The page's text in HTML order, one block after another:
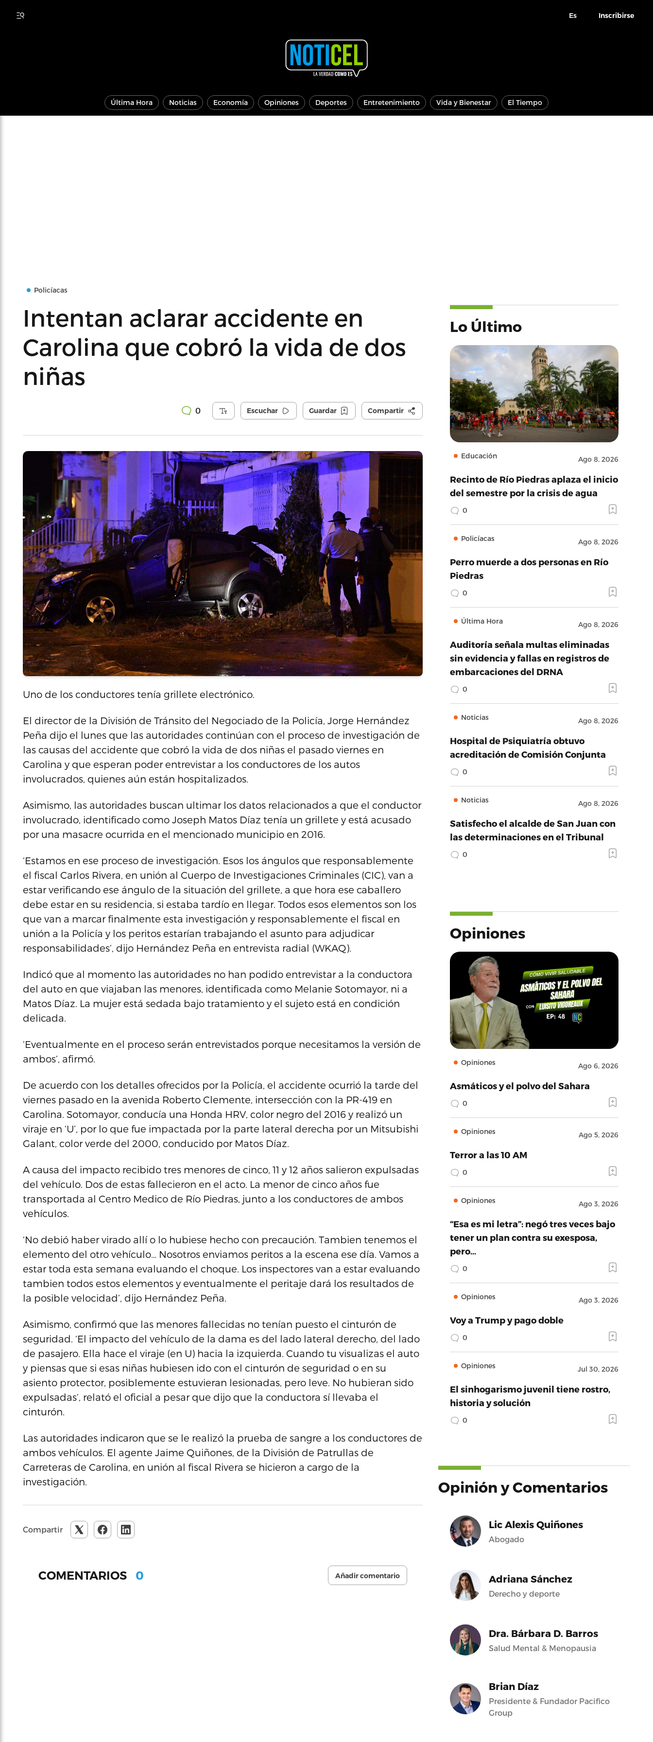
Es Inscribirse
Última Hora Noticias Economía Opiniones Deportes Entretenimiento Vida y Bienestar El Tiempo
Policíacas
Intentan aclarar accidente en
Carolina que cobró la vida de dos
niñas
0 Escuchar Guardar Compartir
Uno de los conductores tenía grillete electrónico.
El director de la División de Tránsito del Negociado de la Policía, Jorge Hernández
Peña dijo el lunes que las autoridades continúan con el proceso de investigación de
las causas del accidente que cobró la vida de dos niñas el pasado viernes en
Carolina y que esperan poder entrevistar a los conductores de los autos
involucrados, quienes aún están hospitalizados.
Asimismo, las autoridades buscan ultimar los datos relacionados a que el conductor
involucrado, identificado como Joseph Matos Díaz tenía un grillete y está acusado
por una masacre ocurrida en el mencionado municipio en 2016.
‘Estamos en ese proceso de investigación. Esos los ángulos que responsablemente
el fiscal Carlos Rivera, en unión al Cuerpo de Investigaciones Criminales (CIC), van a
estar verificando ese ángulo de la situación del grillete, a que hora ese caballero
debe estar en su residencia, si estaba tardío en llegar. Todos esos elementos son los
que van a marcar finalmente esta investigación y responsablemente el fiscal en
unión a la Policía y los peritos estarían trabajando el asunto para adjudicar
responsabilidades’, dijo Hernández Peña en entrevista radial (WKAQ).
Indicó que al momento las autoridades no han podido entrevistar a la conductora
del auto en que viajaban las menores, identificada como Melanie Sotomayor, ni a
Matos Díaz. La mujer está sedada bajo tratamiento y el sujeto está en condición
delicada.
‘Eventualmente en el proceso serán entrevistados porque necesitamos la versión de
ambos’, afirmó.
De acuerdo con los detalles ofrecidos por la Policía, el accidente ocurrió la tarde del
viernes pasado en la avenida Roberto Clemente, intersección con la PR-419 en
Carolina. Sotomayor, conducía una Honda HRV, color negro del 2016 y realizó un
viraje en ‘U’, por lo que fue impactada por la parte lateral derecha por un Mitsubishi
Galant, color verde del 2000, conducido por Matos Díaz.
A causa del impacto recibido tres menores de cinco, 11 y 12 años salieron expulsadas
del vehículo. Dos de estas fallecieron en el acto. La menor de cinco años fue
transportada al Centro Medico de Río Piedras, junto a los conductores de ambos
vehículos.
‘No debió haber virado allí o lo hubiese hecho con precaución. Tambien tenemos el
elemento del otro vehículo… Nosotros enviamos peritos a la escena ese día. Vamos a
estar toda esta semana evaluando el choque. Los inspectores van a estar evaluando
tambien todos estos elementos y eventualmente el peritaje dará los resultados de
la posible velocidad’, dijo Hernández Peña.
Asimismo, confirmó que las menores fallecidas no tenían puesto el cinturón de
seguridad. ‘El impacto del vehículo de la dama es del lado lateral derecho, del lado
de pasajero. Ella hace el viraje (en U) hacia la izquierda. Cuando tu visualizas el auto
y piensas que si esas niñas hubiesen ido con el cinturón de seguridad o en su
asiento protector, posiblemente estuvieran lesionadas, pero leve. No hubieran sido
expulsadas’, relató el oficial a pesar que dijo que la conductora sí llevaba el
cinturón.
Las autoridades indicaron que se le realizó la prueba de sangre a los conductores de
ambos vehículos. El agente Jaime Quiñones, de la División de Patrullas de
Carreteras de Carolina, en unión al fiscal Rivera se hicieron a cargo de la
investigación.
Compartir
COMENTARIOS 0 Añadir comentario
Lo Último
Educación Ago 8, 2026
Recinto de Río Piedras aplaza el inicio
del semestre por la crisis de agua
0
Policíacas Ago 8, 2026
Perro muerde a dos personas en Río
Piedras
0
Última Hora Ago 8, 2026
Auditoría señala multas eliminadas
sin evidencia y fallas en registros de
embarcaciones del DRNA
0
Noticias Ago 8, 2026
Hospital de Psiquiatría obtuvo
acreditación de Comisión Conjunta
0
Noticias Ago 8, 2026
Satisfecho el alcalde de San Juan con
las determinaciones en el Tribunal
0
Opiniones
Opiniones Ago 6, 2026
Asmáticos y el polvo del Sahara
0
Opiniones Ago 5, 2026
Terror a las 10 AM
0
Opiniones Ago 3, 2026
“Esa es mi letra”: negó tres veces bajo
tener un plan contra su exesposa,
pero…
0
Opiniones Ago 3, 2026
Voy a Trump y pago doble
0
Opiniones Jul 30, 2026
El sinhogarismo juvenil tiene rostro,
historia y solución
0
Opinión y Comentarios
Lic Alexis Quiñones
Abogado
Adriana Sánchez
Derecho y deporte
Dra. Bárbara D. Barros
Salud Mental & Menopausia
Brian Díaz
Presidente & Fundador Pacifico
Group